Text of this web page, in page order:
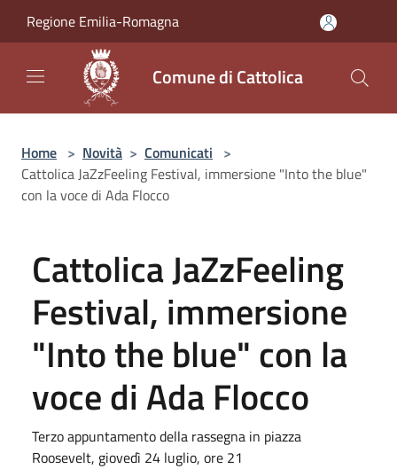
Regione Emilia-Romagna
Comune di Cattolica
Home > Novità > Comunicati >
Cattolica JaZzFeeling Festival, immersione "Into the blue"
con la voce di Ada Flocco
Cattolica JaZzFeeling
Festival, immersione
"Into the blue" con la
voce di Ada Flocco
Terzo appuntamento della rassegna in piazza
Roosevelt, giovedì 24 luglio, ore 21